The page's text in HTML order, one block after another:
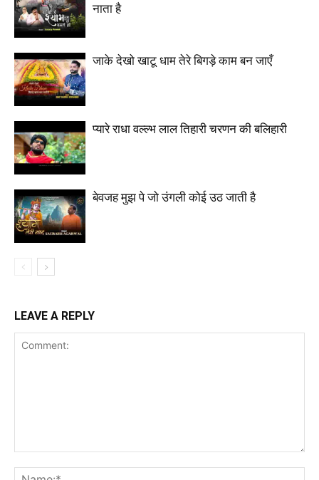
नाता है
जाके देखो खाटू धाम तेरे बिगड़े काम बन जाएँ
प्यारे राधा वल्ल्भ लाल तिहारी चरणन की बलिहारी
बेवजह मुझ पे जो उंगली कोई उठ जाती है
LEAVE A REPLY